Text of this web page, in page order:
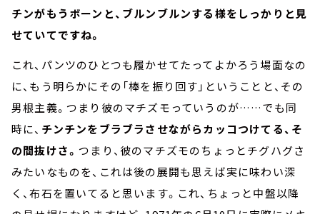
チンがもうボーンと、ブルンブルンする様をしっかりと見
せていてですね。
これ、パンツのひとつも履かせてたってよかろう場面なの
に、もう明らかにその「棒を振り回す」ということと、その
男根主義。つまり彼のマチズモっていうのが……でも同
時に、 チンチンをブラブラさせながらカッコつけてる、そ
の間抜けさ。 つまり、彼のマチズモのちょっとチグハグさ
みたいなものを、これは後の展開も思えば実に味わい深
く、布石を置いてると思います。これ、ちょっと中盤以降